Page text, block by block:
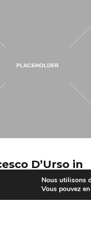
D’Urso in
Chexbres on
Nous utilisons
Vous pouvez